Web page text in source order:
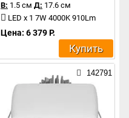
В: 1.5 см Д: 17.6 см
LED x 1 7W 4000K 910Lm
Цена: 6 379 Р.
Купить
142791